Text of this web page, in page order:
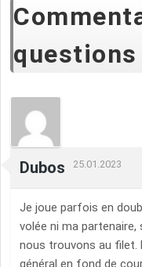
questions
Dubos 25.01.2023
Je joue parfois en
volée ni ma
nous trouvons au filet.
général en fond de